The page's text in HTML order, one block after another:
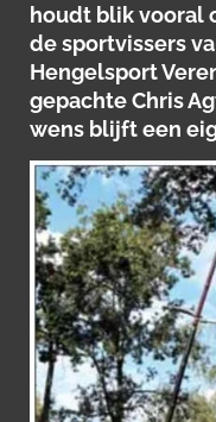
houdt blik vooral
de sportvissers
Hengelsport
gepachte Chris
wens blijft een